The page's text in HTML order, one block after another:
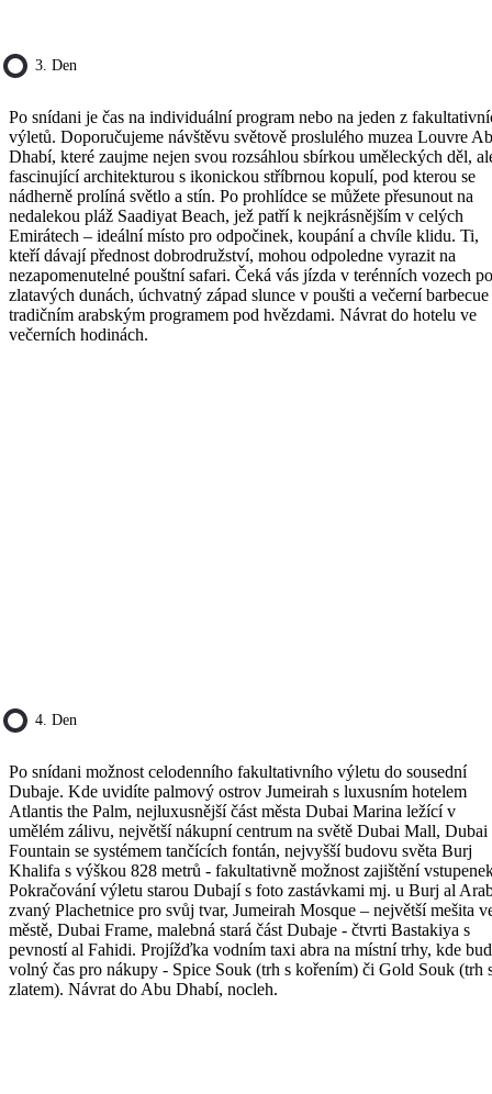
3. Den
Po snídani je čas na individuální program nebo na jeden z
výletů. Doporučujeme návštěvu světově proslulého muzea Louvre
Dhabí, které zaujme nejen svou rozsáhlou sbírkou uměleckých děl,
fascinující architekturou s ikonickou stříbrnou kopulí, pod kterou se
nádherně prolíná světlo a stín. Po prohlídce se můžete přesunout na
nedalekou pláž Saadiyat Beach, jež patří k nejkrásnějším v celých
Emirátech – ideální místo pro odpočinek, koupání a chvíle klidu. Ti,
kteří dávají přednost dobrodružství, mohou odpoledne vyrazit na
nezapomenutelné pouštní safari. Čeká vás jízda v terénních vozech po
zlatavých dunách, úchvatný západ slunce v poušti a večerní barbecue
tradičním arabským programem pod hvězdami. Návrat do hotelu ve
večerních hodinách.
4. Den
Po snídani možnost celodenního fakultativního výletu do sousední
Dubaje. Kde uvidíte palmový ostrov Jumeirah s luxusním hotelem
Atlantis the Palm, nejluxusnější část města Dubai Marina ležící v
umělém zálivu, největší nákupní centrum na světě Dubai Mall, Dubai
Fountain se systémem tančících fontán, nejvyšší budovu světa Burj
Khalifa s výškou 828 metrů - fakultativně možnost zajištění
Pokračování výletu starou Dubají s foto zastávkami mj. u Burj al
zvaný Plachetnice pro svůj tvar, Jumeirah Mosque – největší mešita
městě, Dubai Frame, malebná stará část Dubaje - čtvrti Bastakiya s
pevností al Fahidi. Projížďka vodním taxi abra na místní trhy, kde
volný čas pro nákupy - Spice Souk (trh s kořením) či Gold Souk (trh
zlatem). Návrat do Abu Dhabí, nocleh.